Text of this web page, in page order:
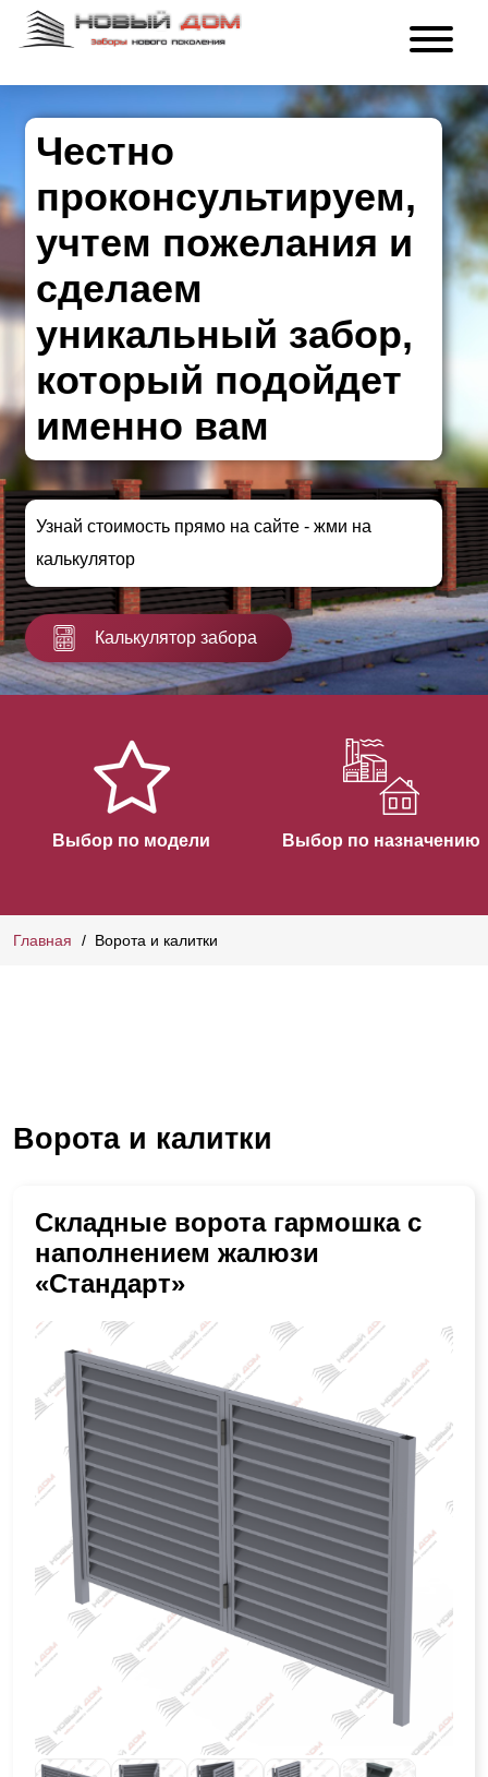
Честно
проконсультируем,
учтем пожелания и
сделаем
уникальный забор,
который подойдет
именно вам
Узнай стоимость прямо на сайте - жми на
калькулятор
Калькулятор забора
Выбор по модели Выбор по назначению
Главная Ворота и калитки
Ворота и калитки
Складные ворота гармошка с
наполнением жалюзи
«Стандарт»